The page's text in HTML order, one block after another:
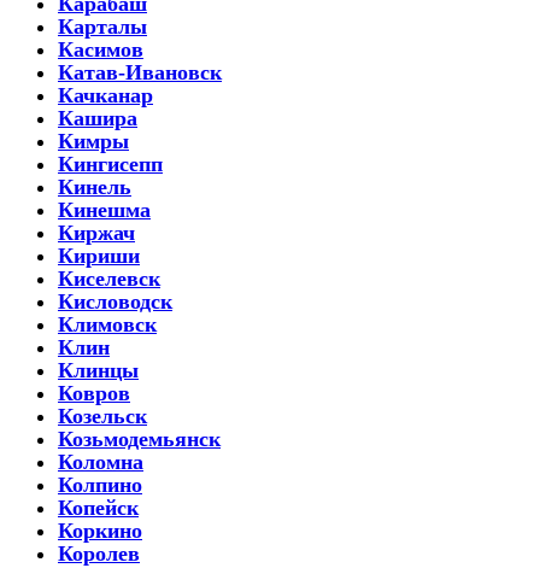
Карталы
Касимов
Катав-Ивановск
Качканар
Кашира
Кимры
Кингисепп
Кинель
Кинешма
Киржач
Кириши
Киселевск
Кисловодск
Климовск
Клин
Клинцы
Ковров
Козельск
Козьмодемьянск
Коломна
Колпино
Копейск
Коркино
Королев